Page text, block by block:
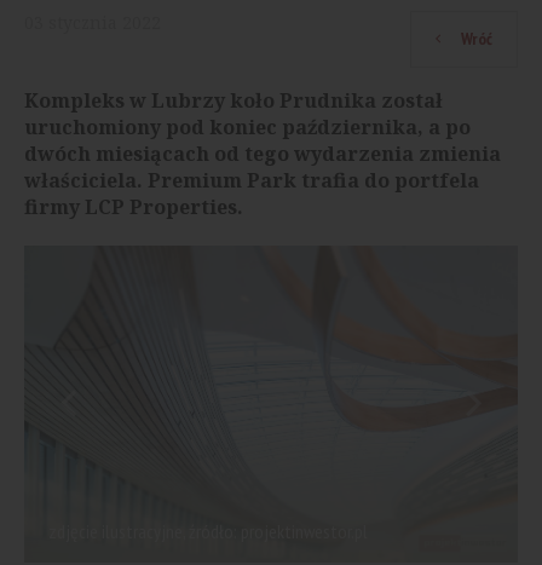
Wróć
Kompleks w Lubrzy koło Prudnika został
uruchomiony pod koniec października, a po
dwóch miesiącach od tego wydarzenia zmienia
właściciela. Premium Park trafia do portfela
firmy LCP Properties.